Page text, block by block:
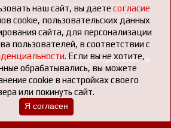
магазина, а также для
предлагаемых деталей,
с конкретными
потребителей.
соглашение о конфиденциальности
наш сайт, вы даетесогласие
cookie, пользовательских данных
сайта, для персонализации
пользователей, в соответствии с
. Если вы не хотите,
обрабатывались, вы можете
cookie в настройках своего
или покинуть сайт.
Я согласен